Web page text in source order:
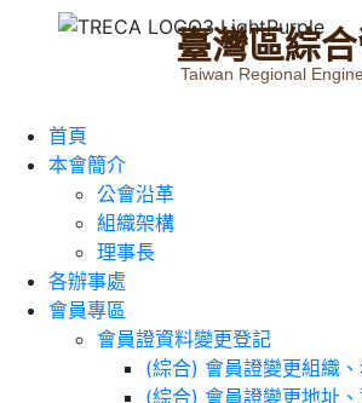
臺灣區綜合
Taiwan Regional
首頁
本會簡介
公會沿革
組織架構
理事長
各辦事處
會員專區
會員證資料變更登記
(綜合) 會員證變更組織
(綜合) 會員證變更地址